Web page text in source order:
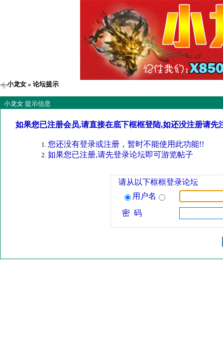
小龙女 » 论坛提示
小龙女 提示信息
如果您已注册会员,请直接在底下框框登陆,如还没注册请先
您还没有登录或注册，暂时不能使用此功能!!
如果您已注册,请先登录论坛即可游览帖子
请从以下框框登录论坛
用户名
密 码